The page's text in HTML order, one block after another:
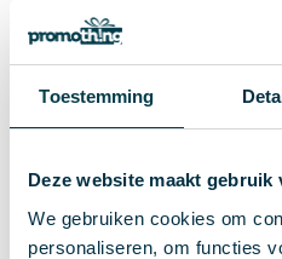
Toestemming
Deze website maakt gebruik
We gebruiken cookies om
personaliseren, om functies
Herbruikbare event cup
Specificaties
Maat